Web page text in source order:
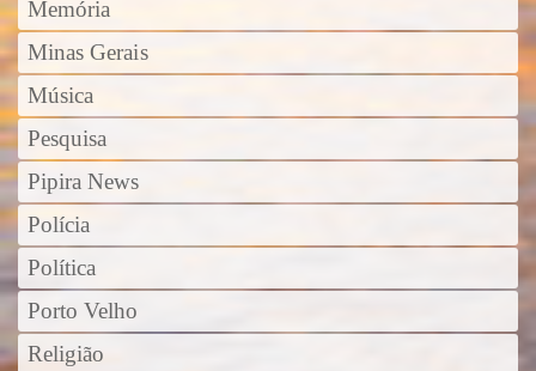
Memória
Minas Gerais
Música
Pesquisa
Pipira News
Polícia
Política
Porto Velho
Religião